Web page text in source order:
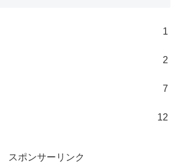
1
2
7
12
スポンサーリンク